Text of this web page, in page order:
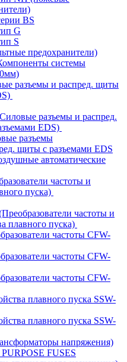
BS
G
S
предохранители)
системы
разъемы и распред. щиты
разъемы и распред.
EDS)
разъемы
щиты с разъемами EDS
автоматические
частоты и
пуска)
частоты и
плавного пуска)
частоты CFW-
частоты CFW-
частоты CFW-
плавного пуска SSW-
плавного пуска SSW-
напряжения)
FUSES